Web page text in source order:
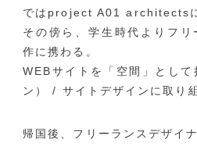
ではproject A01 architectsに
その傍ら、学生時代よりフリ
作に携わる。
WEBサイトを「空間」として
ン） / サイトデザインに取り
帰国後、フリーランスデザイ